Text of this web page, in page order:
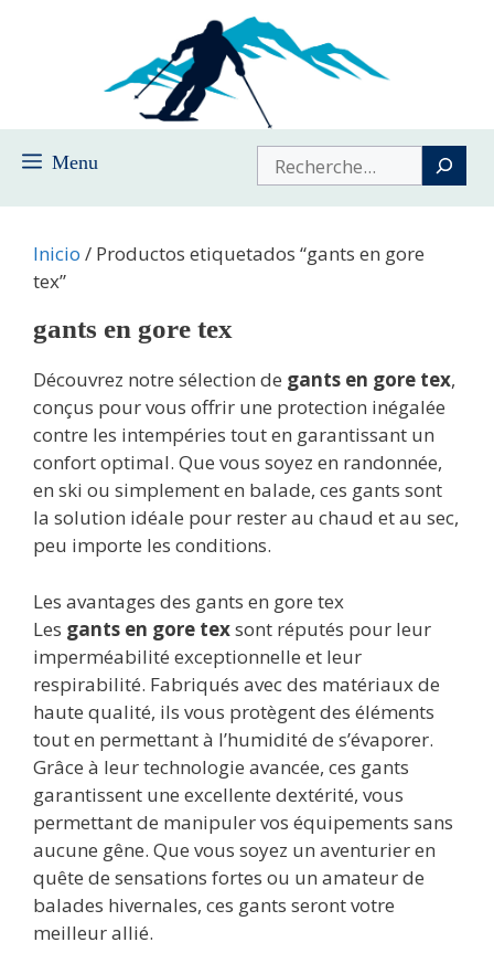
Menu Buscar
Inicio / Productos etiquetados “gants en gore
tex”
gants en gore tex
Découvrez notre sélection de gants en gore tex,
conçus pour vous offrir une protection inégalée
contre les intempéries tout en garantissant un
confort optimal. Que vous soyez en randonnée,
en ski ou simplement en balade, ces gants sont
la solution idéale pour rester au chaud et au sec,
peu importe les conditions.
Les avantages des gants en gore tex
Les gants en gore texsont réputés pour leur
imperméabilité exceptionnelle et leur
respirabilité. Fabriqués avec des matériaux de
haute qualité, ils vous protègent des éléments
tout en permettant à l’humidité de s’évaporer.
Grâce à leur technologie avancée, ces gants
garantissent une excellente dextérité, vous
permettant de manipuler vos équipements sans
aucune gêne. Que vous soyez un aventurier en
quête de sensations fortes ou un amateur de
balades hivernales, ces gants seront votre
meilleur allié.